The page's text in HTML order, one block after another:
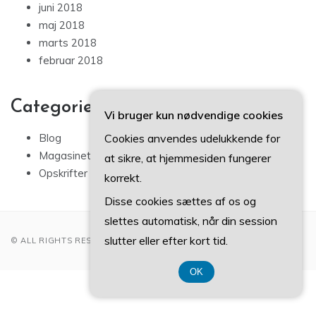
juni 2018
maj 2018
marts 2018
februar 2018
Categories
Blog
Magasinet
Opskrifter
© ALL RIGHTS RESERVED 2022
Vi bruger kun nødvendige cookies
Cookies anvendes udelukkende for
at sikre, at hjemmesiden fungerer
korrekt.
Disse cookies sættes af os og
slettes automatisk, når din session
slutter eller efter kort tid.
OK